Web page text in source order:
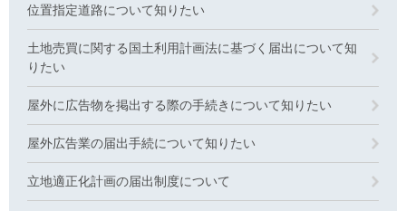
位置指定道路について知りたい
土地売買に関する国土利用計画法に基づく届出について知
りたい
屋外に広告物を掲出する際の手続きについて知りたい
屋外広告業の届出手続について知りたい
立地適正化計画の届出制度について